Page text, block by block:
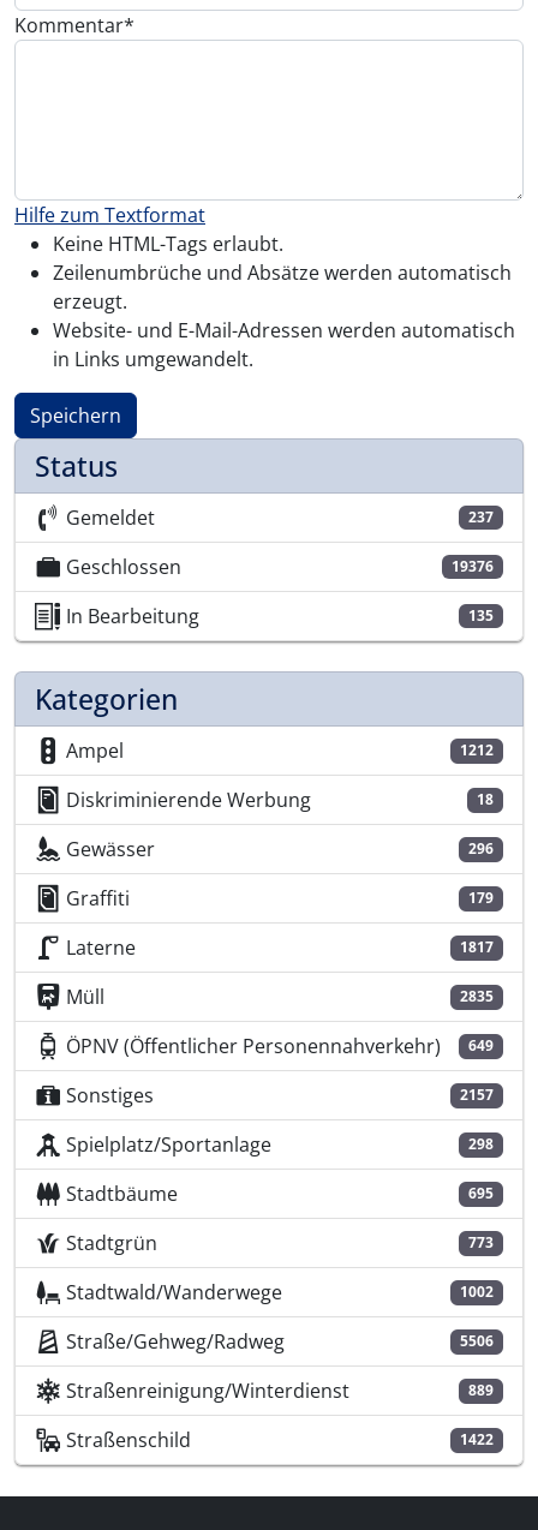
Kommentar
Hilfe zum Textformat
Keine HTML-Tags erlaubt.
Zeilenumbrüche und Absätze werden automatisch
erzeugt.
Website- und E-Mail-Adressen werden automatisch
in Links umgewandelt.
Status
Gemeldet 237
Geschlossen 19376
In Bearbeitung 135
Kategorien
Ampel 1212
Diskriminierende Werbung 18
Gewässer 296
Graffiti 179
Laterne 1817
Müll 2835
ÖPNV (Öffentlicher Personennahverkehr) 649
Sonstiges 2157
Spielplatz/Sportanlage 298
Stadtbäume 695
Stadtgrün 773
Stadtwald/Wanderwege 1002
Straße/Gehweg/Radweg 5506
Straßenreinigung/Winterdienst 889
Straßenschild 1422